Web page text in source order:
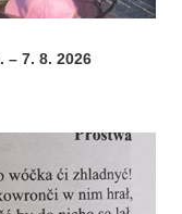
– 7. 8. 2026